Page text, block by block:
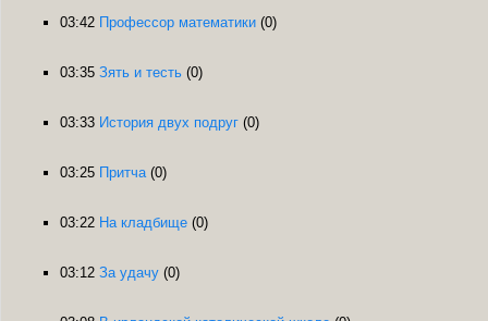
03:42 Профессор математики (0)
03:35 Зять и тесть (0)
03:33 История двух подруг (0)
03:25 Притча (0)
03:22 На кладбище (0)
03:12 За удачу (0)